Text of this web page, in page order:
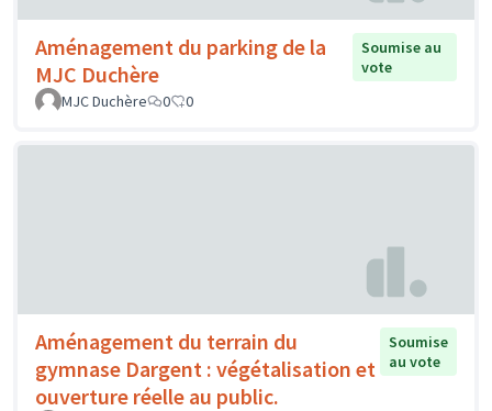
Aménagement du parking de la
MJC Duchère
Soumise au
vote
MJC Duchère
0 0
Aménagement du terrain du
gymnase Dargent : végétalisation et
ouverture réelle au public.
Soumise
au vote